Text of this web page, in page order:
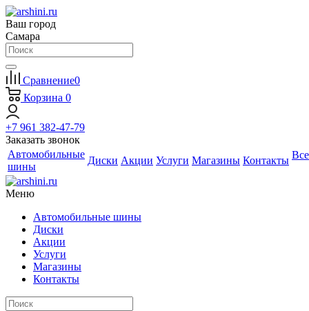
Ваш город
Самара
Сравнение0
Корзина 0
+7 961 382-47-79
Заказать звонок
Автомобильные
шины
Диски Акции Услуги Магазины Контакты Все
Меню
Автомобильные шины
Диски
Акции
Услуги
Магазины
Контакты